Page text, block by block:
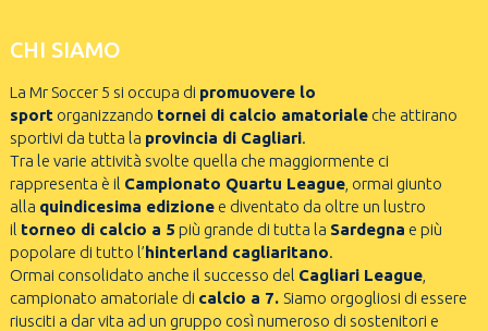
CHI SIAMO
La Mr Soccer 5 si occupa di promuovere lo
sportorganizzando tornei di calcio amatorialeche attirano
sportivi da tutta la provincia di Cagliari.
Tra le varie attività svolte quella che maggiormente ci
rappresenta è il Campionato Quartu League, ormai giunto
alla quindicesima edizionee diventato da oltre un lustro
il torneo di calcio a 5 più grande di tutta la Sardegna e più
popolare di tutto l’hinterland cagliaritano.
Ormai consolidato anche il successo del Cagliari League,
campionato amatoriale di calcio a 7. Siamo orgogliosi di essere
riusciti a dar vita ad un gruppo così numeroso di sostenitori e